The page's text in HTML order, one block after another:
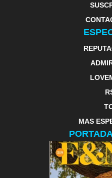
MAS